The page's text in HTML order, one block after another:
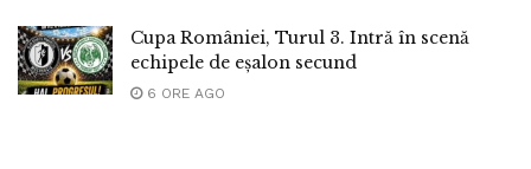
Cupa României, Turul 3. Intră în scenă
echipele de eșalon secund
6 ORE AGO